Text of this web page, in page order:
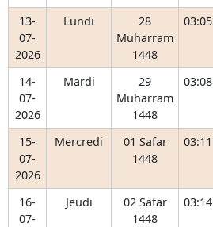
13-
07-
2026
Lundi
28
Muharram
1448
03:05
14-
07-
2026
Mardi
29
Muharram
1448
03:08
15-
07-
2026
Mercredi
01 Safar
1448
03:11
16-
07-
Jeudi
02 Safar
1448
03:14